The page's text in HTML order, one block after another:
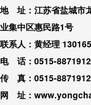
地 址：江苏省盐城市
业集中区惠民路1号
联系人：黄经理
电 话：0515-
传 真：0515-
网 址：